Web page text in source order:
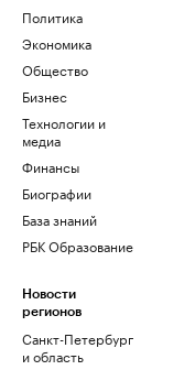
Политика
Экономика
Общество
Бизнес
Технологии и
медиа
Финансы
Биографии
База знаний
РБК Образование
Новости
регионов
Санкт-Петербург
и область